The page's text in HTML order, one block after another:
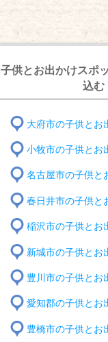
子供とお出かけスポ
込む
大府市の子供とお
小牧市の子供とお
名古屋市の子供と
春日井市の子供と
稲沢市の子供とお
新城市の子供とお
豊川市の子供とお
愛知郡の子供とお
豊橋市の子供とお